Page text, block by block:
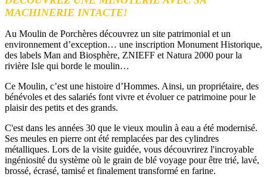
MACHINERIE INTACTE!
Au Moulin de Porchères découvrez un site patrimonial et un
environnement d’exception… une inscription Monument Historique,
des labels Man and Biosphère, ZNIEFF et Natura 2000 pour la
rivière Isle qui borde le moulin…
Ce Moulin, c’est une histoire d’Hommes. Ainsi, un propriétaire, des
bénévoles et des salariés font vivre et évoluer ce patrimoine pour le
plaisir des petits et des grands.
C'est dans les années 30 que le vieux moulin à eau a été modernisé.
Ses meules en pierre ont été remplacées par des cylindres
métalliques. Lors de la visite guidée, vous découvrirez l'incroyable
ingéniosité du système où le grain de blé voyage pour être trié, lavé,
brossé, écrasé, tamisé et finalement transformé en farine.